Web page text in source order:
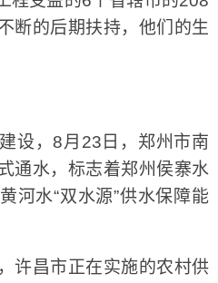
断的后期扶持，他们的生
，8月23日，郑州市南
通水，标志着郑州侯寨水
河水“双水源”供水保障能
昌市正在实施的农村供